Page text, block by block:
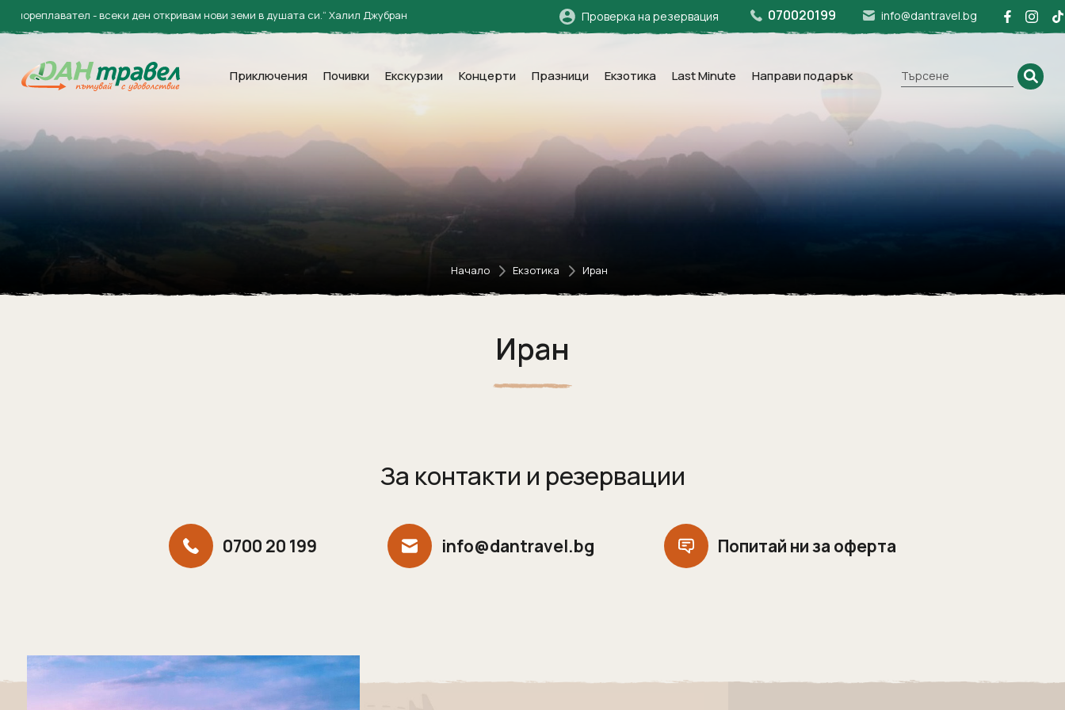
- всеки ден откривам нови земи в душата си.“ Халил Джубран Проверка на резервация 070020199 info@dantravel.bg
Приключения Почивки Екскурзии Концерти Празници Екзотика Last Minute Направи подарък
Начало Екзотика Иран
Иран
За контакти и резервации
0700 20 199 info@dantravel.bg Попитай ни за оферта